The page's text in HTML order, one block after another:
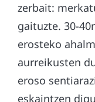
zerbait:
gaituzte. 30-
erosteko
aurreikusten
eroso
eskaintzen